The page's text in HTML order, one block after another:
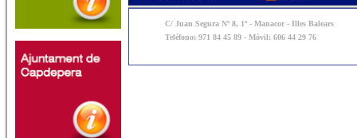
C/ Juan Segura Nº 8, 1º - Manacor - Illes Balears
Teléfono: 971 84 45 89 - Móvil: 606 44 29 76